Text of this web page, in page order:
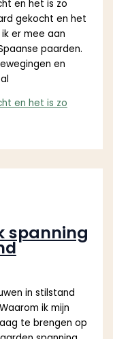
en het is zo
gekocht en het
er mee aan
paarden.
en
en het is zo
spanning
in stilstand
ik mijn
te brengen op